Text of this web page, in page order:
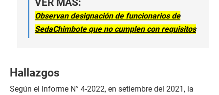
VER MÁS:
Observan designación de funcionarios de
SedaChimbote que no cumplen con requisitos
Hallazgos
Según el Informe N° 4-2022, en setiembre del 2021, la